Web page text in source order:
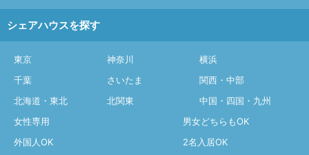
シェアハウスを探す
東京 神奈川
横浜
千葉
さいたま
関西・中部
北海道・東北
北関東
中国・四国・九州
女性専用
男女どちらもOK
外国人OK
2名入居OK